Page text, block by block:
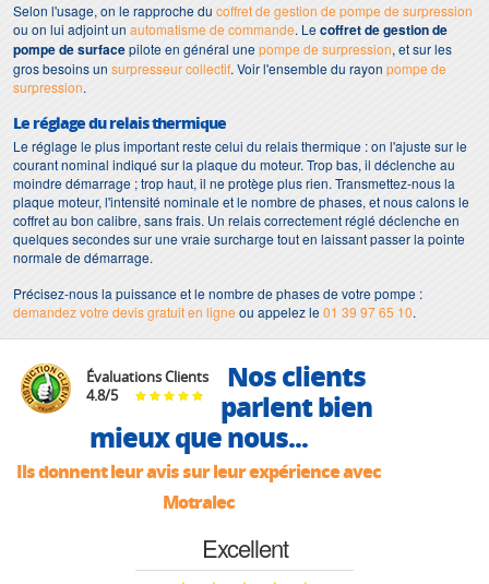
Selon l'usage, on le rapproche du coffret de gestion de pompe de surpression
ou on lui adjoint un automatisme de commande. Lecoffret de gestion de
pompe de surfacepilote en général unepompe de surpression, et sur les
gros besoins un surpresseur collectif. Voir l'ensemble du rayon pompe de
surpression.
Le réglage du relais thermique
Le réglage le plus important reste celui du relais thermique : on l'ajuste sur le
courant nominal indiqué sur la plaque du moteur. Trop bas, il déclenche au
moindre démarrage ; trop haut, il ne protège plus rien. Transmettez-nous la
plaque moteur, l'intensité nominale et le nombre de phases, et nous calons le
coffret au bon calibre, sans frais. Un relais correctement réglé déclenche en
quelques secondes sur une vraie surcharge tout en laissant passer la pointe
normale de démarrage.
Précisez-nous la puissance et le nombre de phases de votre pompe :
demandez votre devis gratuit en ligne ou appelez le01 39 97 65 10.
Évaluations Clients
4.8/5
Nos clients
parlent bien
mieux que nous...
Ils donnent leur avis sur leur expérience avec
Motralec
Excellent